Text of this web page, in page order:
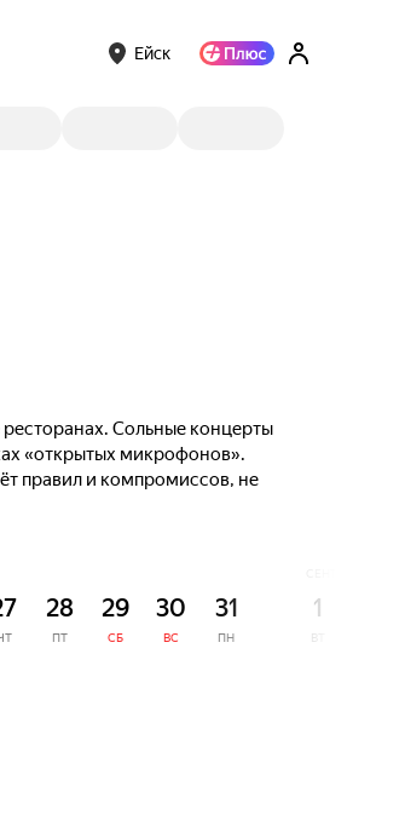
Ейск
Сольные концерты
«открытых микрофонов».
правил и компромиссов, не
28
ПТ
29
СБ
30
ВС
31
ПН
1
ВТ